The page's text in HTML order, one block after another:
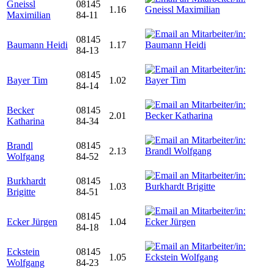
Gneissl
Maximilian
08145
84-11
1.16
Baumann Heidi
08145
84-13
1.17
Bayer Tim
08145
84-14
1.02
Becker
Katharina
08145
84-34
2.01
Brandl
Wolfgang
08145
84-52
2.13
Burkhardt
Brigitte
08145
84-51
1.03
Ecker Jürgen
08145
84-18
1.04
Eckstein
Wolfgang
08145
84-23
1.05